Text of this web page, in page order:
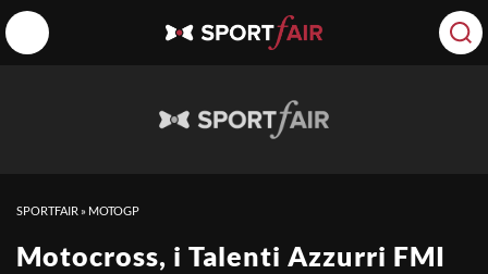
SPORTFAIR » MOTOGP
Motocross, i Talenti Azzurri FMI